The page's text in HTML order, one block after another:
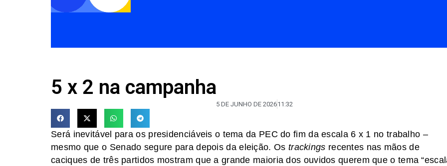
5 x 2 na campanha
5 DE JUNHO DE 202611:32
Será inevitável para os presidenciáveis o tema da PEC do fim da escala 6 x 1 no trabalho –
mesmo que o Senado segure para depois da eleição. Os trackings recentes nas mãos de
caciques de três partidos mostram que a grande maioria dos ouvidos querem que o tema